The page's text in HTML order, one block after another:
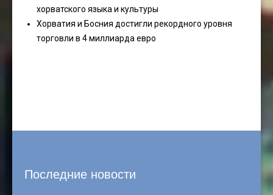
хорватского языка и культуры
Хорватия и Босния достигли рекордного уровня
торговли в 4 миллиарда евро
Последние новости